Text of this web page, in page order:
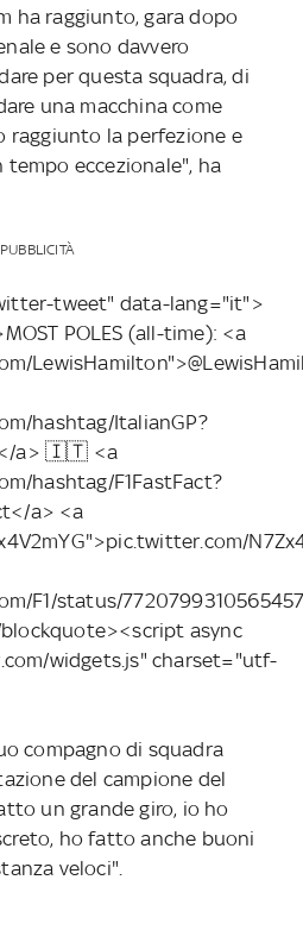
ha raggiunto, gara dopo
e sono davvero
per questa squadra, di
una macchina come
raggiunto la perfezione e
eccezionale", ha
PUBBLICITÀ
tweet" data-lang="it">
POLES (all-time): <a
hashtag/ItalianGP?
a> 🇮🇹 <a
hashtag/F1FastFact?
a> <a
F1/status/
async
widgets.js" charset="utf-
compagno di squadra
del campione del
un grande giro, io ho
ho fatto anche buoni
veloci".